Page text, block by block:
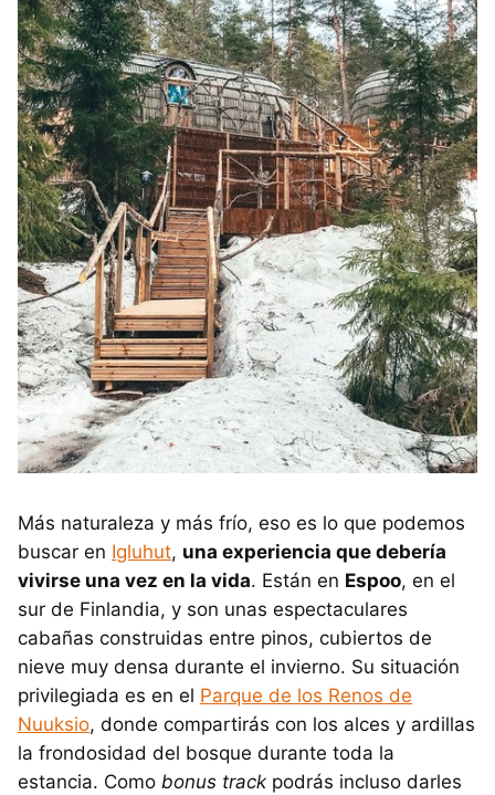
Más naturaleza y más frío, eso es lo que podemos
buscar en Igluhut, una experiencia que debería
vivirse una vez en la vida. Están en Espoo, en el
sur de Finlandia, y son unas espectaculares
cabañas construidas entre pinos, cubiertos de
nieve muy densa durante el invierno. Su situación
privilegiada es en el Parque de los Renos de
Nuuksio, donde compartirás con los alces y ardillas
la frondosidad del bosque durante toda la
estancia. Como bonus track podrás incluso darles